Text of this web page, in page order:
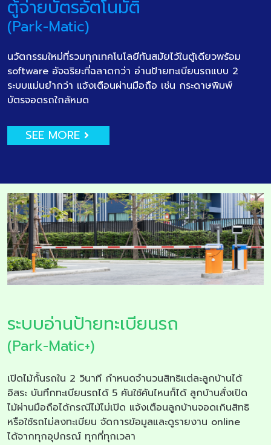
ตู้จ่ายบัตรอัตโนมัติ
(Park-Matic)
นวัตกรรมใหม่ที่รวมทุกเทคโนโลยีทันสมัยไว้ในตู้เดียวพร้อม
software อัจฉริยะที่ฉลาดกว่า อ่านป้ายทะเบียนรถแบบ 2
ระบบแม่นยำกว่า แจ้งเตือนผ่านมือถือ เช่น กระดาษพิมพ์
บัตรจอดรถใกล้หมด
SEE MORE
ระบบอ่านป้ายทะเบียนรถ
(Park-Matic+)
เปิดไม้กั้นรถใน 2 วินาที กำหนดจำนวนสิทธิแต่ละลูกบ้านได้
อิสระ บันทึกทะเบียนรถได้ 5 คันใช้คันไหนก็ได้ ลูกบ้านสั่งเปิด
ไม้ผ่านมือถือได้กรณีไม้ไม่เปิด แจ้งเตือนลูกบ้านจอดเกินสิทธิ
หรือใช้รถไม่ลงทะเบียน จัดการข้อมูลและดูรายงาน online
ได้จากทุกอุปกรณ์ ทุกที่ทุกเวลา